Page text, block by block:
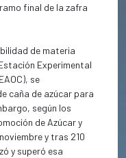
final de la zafra
de materia
Experimental
se
caña de azúcar para
según los
de Azúcar y
y tras 210
y superó esa